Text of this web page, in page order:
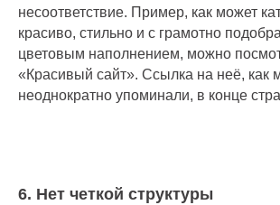
несоответствие. Пример, как может
красиво, стильно и с грамотно
цветовым наполнением, можно
«Красивый сайт». Ссылка на неё, как
неоднократно упоминали, в конце
6. Нет четкой структуры